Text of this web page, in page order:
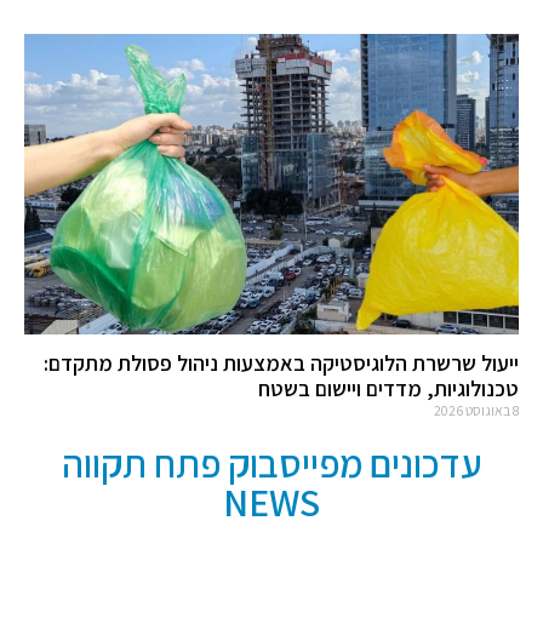
ייעול שרשרת הלוגיסטיקה באמצעות ניהול פסולת מתקדם:
טכנולוגיות, מדדים ויישום בשטח
8 באוגוסט 2026
עדכונים מפייסבוק פתח תקווה
NEWS